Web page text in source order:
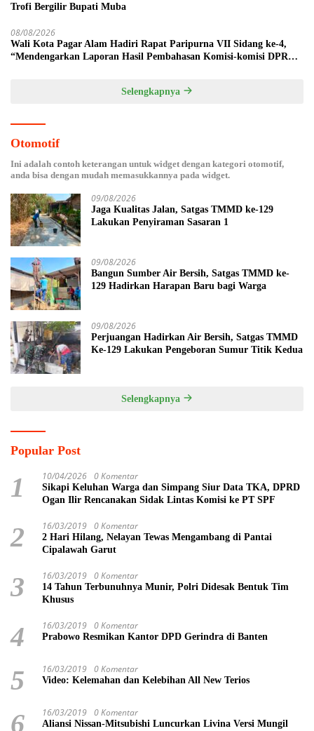
Trofi Bergilir Bupati Muba
08/08/2026
Wali Kota Pagar Alam Hadiri Rapat Paripurna VII Sidang ke-4,
“Mendengarkan Laporan Hasil Pembahasan Komisi-komisi DPRD
Selengkapnya
Otomotif
Ini adalah contoh keterangan untuk widget dengan kategori otomotif,
anda bisa dengan mudah memasukkannya pada widget.
09/08/2026
Jaga Kualitas Jalan, Satgas TMMD ke-129
Lakukan Penyiraman Sasaran 1
09/08/2026
Bangun Sumber Air Bersih, Satgas TMMD ke-
129 Hadirkan Harapan Baru bagi Warga
09/08/2026
Perjuangan Hadirkan Air Bersih, Satgas TMMD
Ke-129 Lakukan Pengeboran Sumur Titik Kedua
Selengkapnya
Popular Post
1 10/04/2026 0 Komentar
Sikapi Keluhan Warga dan Simpang Siur Data TKA, DPRD
Ogan Ilir Rencanakan Sidak Lintas Komisi ke PT SPF
2 16/03/2019 0 Komentar
2 Hari Hilang, Nelayan Tewas Mengambang di Pantai
Cipalawah Garut
3 16/03/2019 0 Komentar
14 Tahun Terbunuhnya Munir, Polri Didesak Bentuk Tim
Khusus
4 16/03/2019 0 Komentar
Prabowo Resmikan Kantor DPD Gerindra di Banten
5 16/03/2019 0 Komentar
Video: Kelemahan dan Kelebihan All New Terios
6 16/03/2019 0 Komentar
Aliansi Nissan-Mitsubishi Luncurkan Livina Versi Mungil